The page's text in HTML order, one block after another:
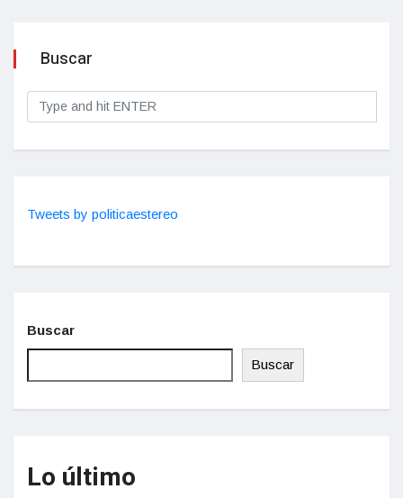
Buscar
Tweets by politicaestereo
Buscar
Buscar
Lo último